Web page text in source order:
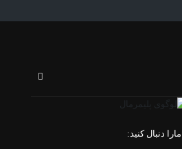
مارا دنبال کنید: